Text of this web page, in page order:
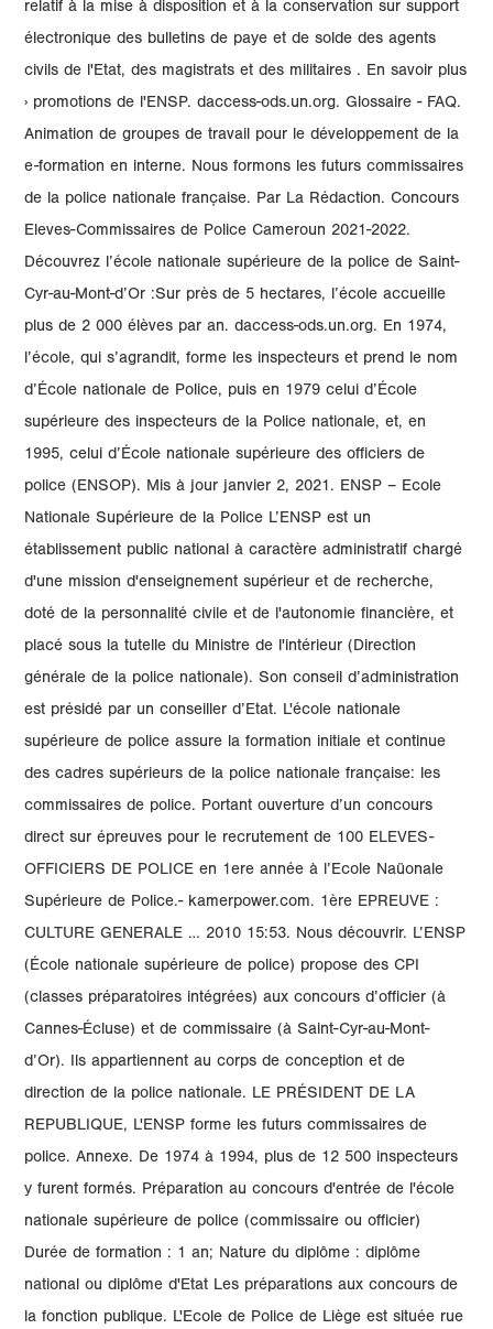
relatif à la mise à disposition et à la conservation sur support
électronique des bulletins de paye et de solde des agents
civils de l'Etat, des magistrats et des militaires . En savoir plus
› promotions de l'ENSP. daccess-ods.un.org. Glossaire - FAQ.
Animation de groupes de travail pour le développement de la
e-formation en interne. Nous formons les futurs commissaires
de la police nationale française. Par La Rédaction. Concours
Eleves-Commissaires de Police Cameroun 2021-2022.
Découvrez l’école nationale supérieure de la police de Saint-
Cyr-au-Mont-d’Or :Sur près de 5 hectares, l’école accueille
plus de 2 000 élèves par an. daccess-ods.un.org. En 1974,
l’école, qui s’agrandit, forme les inspecteurs et prend le nom
d’École nationale de Police, puis en 1979 celui d’École
supérieure des inspecteurs de la Police nationale, et, en
1995, celui d’École nationale supérieure des officiers de
police (ENSOP). Mis à jour janvier 2, 2021. ENSP – Ecole
Nationale Supérieure de la Police L’ENSP est un
établissement public national à caractère administratif chargé
d'une mission d'enseignement supérieur et de recherche,
doté de la personnalité civile et de l'autonomie financière, et
placé sous la tutelle du Ministre de l'intérieur (Direction
générale de la police nationale). Son conseil d’administration
est présidé par un conseiller d’Etat. L'école nationale
supérieure de police assure la formation initiale et continue
des cadres supérieurs de la police nationale française: les
commissaires de police. Portant ouverture d’un concours
direct sur épreuves pour le recrutement de 100 ELEVES-
OFFICIERS DE POLICE en 1ere année à l’Ecole Naüonale
Supérieure de Police.- kamerpower.com. 1ère EPREUVE :
CULTURE GENERALE … 2010 15:53. Nous découvrir. L’ENSP
(École nationale supérieure de police) propose des CPI
(classes préparatoires intégrées) aux concours d’officier (à
Cannes-Écluse) et de commissaire (à Saint-Cyr-au-Mont-
d’Or). Ils appartiennent au corps de conception et de
direction de la police nationale. LE PRÉSIDENT DE LA
REPUBLIQUE, L'ENSP forme les futurs commissaires de
police. Annexe. De 1974 à 1994, plus de 12 500 inspecteurs
y furent formés. Préparation au concours d'entrée de l'école
nationale supérieure de police (commissaire ou officier)
Durée de formation : 1 an; Nature du diplôme : diplôme
national ou diplôme d'Etat Les préparations aux concours de
la fonction publique. L'Ecole de Police de Liège est située rue